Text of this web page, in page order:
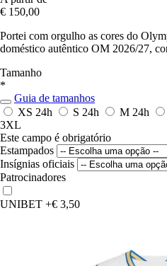
€ 150,00
Portei com orgulho as cores do
doméstico autêntico OM 2026/27,
Tamanho
*
Guia de tamanhos
XS 24h S 24h M 24h
3XL
Este campo é obrigatório
Estampados
Insígnias oficiais
Patrocinadores
UNIBET +€ 3,50